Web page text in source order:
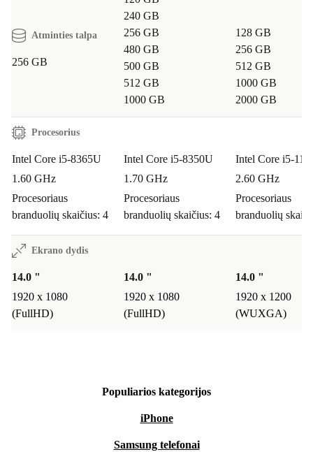
Atminties talpa
256 GB
240 GB
256 GB
480 GB
500 GB
512 GB
1000 GB
128 GB
256 GB
512 GB
1000 GB
2000 GB
Procesorius
Intel Core i5-8365U
1.60 GHz
Procesoriaus
branduolių skaičius: 4
Intel Core i5-8350U
1.70 GHz
Procesoriaus
branduolių skaičius: 4
Intel Core i5-
2.60 GHz
Procesoriaus
branduolių
Ekrano dydis
14.0 "
1920 x 1080
(FullHD)
14.0 "
1920 x 1080
(FullHD)
14.0 "
1920 x 1200
(WUXGA)
Populiarios kategorijos
iPhone
Samsung telefonai